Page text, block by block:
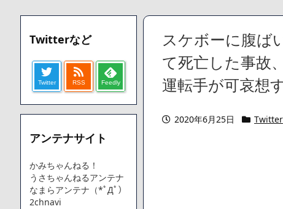
【画像】さくまあきら「桃鉄の赤マスは実際に行ってみてクソ
【愕然】ワイ「豚バラ220gカリッカリになるまで焼いて重さ調
字やろなあww)」→結果・・・・・・・・・・・・・・・・・・・
【悲報】ジェネリック医薬品、4割が承認書と異なる製造だっ
【速報】楽天グループ、減損損失約160億円と約700億円の繰延
【悲報】読売新聞、「避難所の自販機が壊されて窃盗された」
てしまう
SM風俗嬢ワイ、なんでも答えるが質問ある？
Powered by livedoor 相互RSS
スケボーに腹ば
て死亡した事故
運転手が可哀想
2020年6月25日 Twitter
Twitterなど
Twitter RSS Feedly
アンテナサイト
かみちゃんねる！
うさちゃんねるアンテナ
なまらアンテナ（*ﾟДﾟ）
2chnavi